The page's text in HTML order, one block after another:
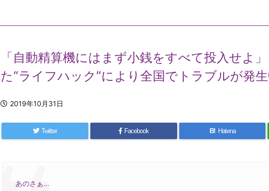
「自動精算機にはまず小銭をすべて投入せよ
た“ライフハック”により全国でトラブルが発
2019年10月31日
Twitter Facebook B! Hatena
あのさぁ…